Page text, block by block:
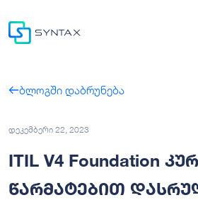
ბლოგში დაბრუნება
დეკემბერი 22, 2023
ITIL V4 Foundation
წარმატებით